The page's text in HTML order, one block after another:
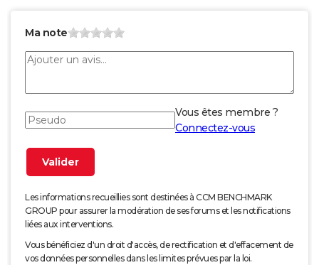
Ma note
Vous êtes membre ?
Connectez-vous
Les informations recueillies sont destinées à CCM BENCHMARK
GROUP pour assurer la modération de ses forums et les notifications
liées aux interventions.
Vous bénéficiez d'un droit d'accès, de rectification et d'effacement de
vos données personnelles dans les limites prévues par la loi.